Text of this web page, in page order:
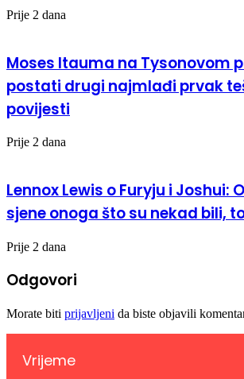
Prije 2 dana
Moses Itauma na Tysonovom
postati drugi najmlađi prvak
povijesti
Prije 2 dana
Lennox Lewis o Furyju i Joshui:
sjene onoga što su nekad bili,
Prije 2 dana
Odgovori
Morate biti prijavljeni da biste objavili
Vrijeme